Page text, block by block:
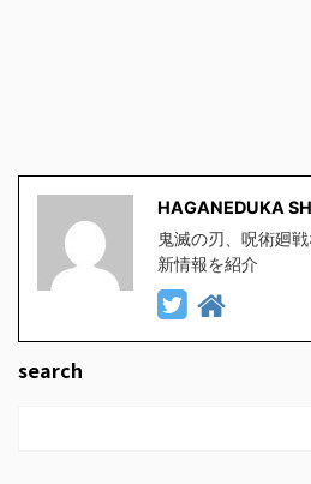
HAGANEDUKA
鬼滅の刃、呪術廻
新情報を紹介
search